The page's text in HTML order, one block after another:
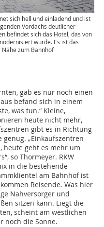
sich hell und einladend und ist
Vordachs deutlicher
befindet sich das Hotel, das von
wurde. Es ist das
zum Bahnhof
gab es nur noch einen
befand sich in einem
was tun.“ Kleine,
heute nicht mehr,
gibt es in Richtung
„Einkaufszentren
heute geht es mehr um
so Thormeyer. RKW
in die bestehende
am Bahnhof ist
Reisende. Was hier
Nahversorger und
sitzen kann. Liegt die
scheint am westlichen
noch die Sonne.